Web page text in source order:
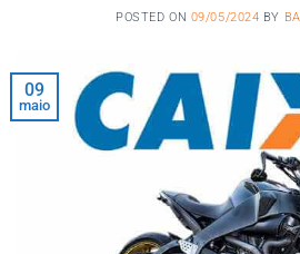
POSTED ON 09/05/2024 BY
09
maio